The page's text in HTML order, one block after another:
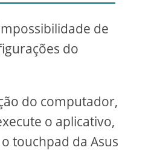
de
do
do computador,
o aplicativo,
touchpad da Asus